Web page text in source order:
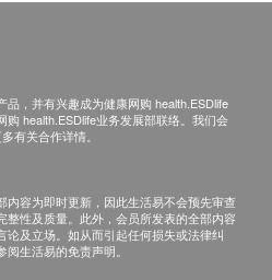
不负责。一切有关的索偿或
体检中心或商户提出。
，并有兴趣成为健康网购 health.ESDlife
health.ESDlife业务发展部联络。我们会
有关合作详情。
容为即时更新，因此生活易不会预先审查
性及质量。此外，会员所发表的全部内容
及立场。如从而引起任何损失或法律纠
生活易的免责声明。